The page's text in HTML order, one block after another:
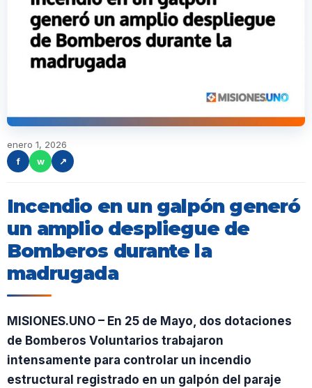
enero 1, 2026
f
w ↗
Incendio en un galpón generó
un amplio despliegue de
Bomberos durante la
madrugada
MISIONES.UNO – En 25 de Mayo, dos dotaciones
de Bomberos Voluntarios trabajaron
intensamente para controlar un incendio
estructural registrado en un galpón del paraje